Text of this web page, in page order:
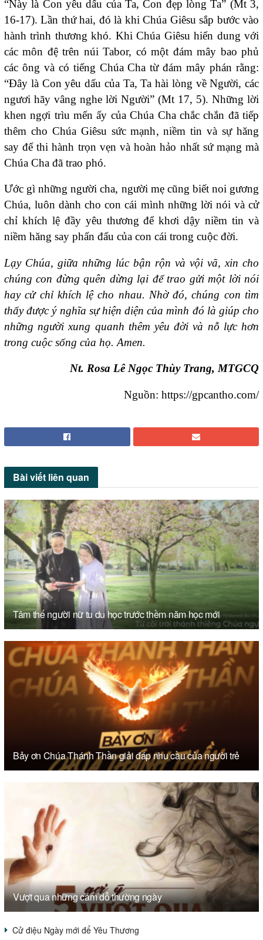
“Này là Con yêu dấu của Ta, Con đẹp lòng Ta” (Mt 3,
16-17). Lần thứ hai, đó là khi Chúa Giêsu sắp bước vào
hành trình thương khó. Khi Chúa Giêsu hiển dung với
các môn đệ trên núi Tabor, có một đám mây bao phủ
các ông và có tiếng Chúa Cha từ đám mây phán rằng:
“Ðây là Con yêu dấu của Ta, Ta hài lòng về Người, các
ngươi hãy vâng nghe lời Người” (Mt 17, 5). Những lời
khen ngợi trìu mến ấy của Chúa Cha chắc chắn đã tiếp
thêm cho Chúa Giêsu sức mạnh, niềm tin và sự hăng
say để thi hành trọn vẹn và hoàn hảo nhất sứ mạng mà
Chúa Cha đã trao phó.
Ước gì những người cha, người mẹ cũng biết noi gương
Chúa, luôn dành cho con cái mình những lời nói và cử
chỉ khích lệ đầy yêu thương để khơi dậy niềm tin và
niềm hăng say phấn đấu của con cái trong cuộc đời.
Lạy Chúa, giữa những lúc bận rộn và vội vã, xin cho
chúng con đừng quên dừng lại để trao gửi một lời nói
hay cử chỉ khích lệ cho nhau. Nhờ đó, chúng con tìm
thấy được ý nghĩa sự hiện diện của mình đó là giúp cho
những người xung quanh thêm yêu đời và nỗ lực hơn
trong cuộc sống của họ. Amen.
Nt. Rosa Lê Ngọc Thùy Trang, MTGCQ
Nguồn: https://gpcantho.com/
Bài viết liên quan
Tâm thế người nữ tu du học trước thềm năm học mới
Bảy ơn Chúa Thánh Thần giải đáp nhu cầu của người trẻ
Vượt qua những cám dỗ thường ngày
Cử điệu Ngày mới để Yêu Thương